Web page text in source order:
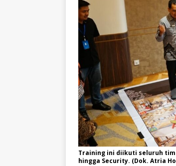
Training ini diikuti seluruh tim
hingga Security. (Dok. Atria